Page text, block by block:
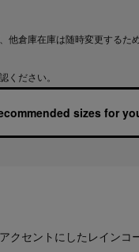
他倉庫在庫は随時変更するた
ください。
sizes for
クセントにしたレインコ